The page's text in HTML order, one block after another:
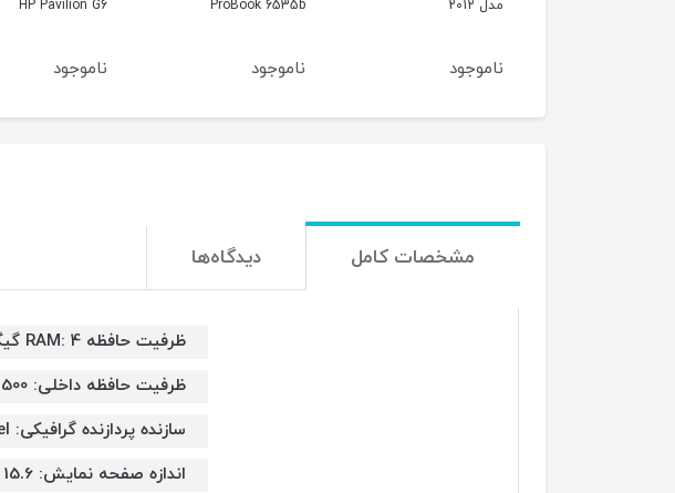
ProBook 6535b
ناموجود
HP Pavilion G6
ناموجود
ThinkPad R400
ناموجود
مشخصات کامل دیدگاه‌ها
ظرفیت حافظه RAM: 4 گیگابایت
ظرفیت حافظه داخلی: 500 گیگابایت
سازنده پردازنده گرافیکی: Intel
اندازه صفحه نمایش: 15.6